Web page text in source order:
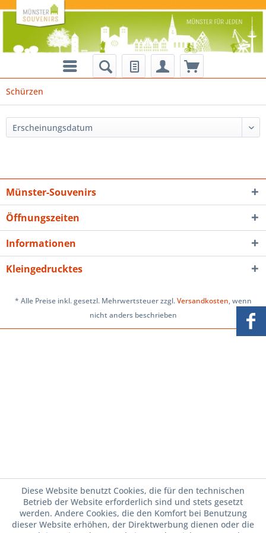
Schürzen
Münster-Souvenirs
Öffnungszeiten
Informationen
Kleingedrucktes
* Alle Preise inkl. gesetzl. Mehrwertsteuer zzgl.Versandkosten, wenn
nicht anders beschrieben
Diese Website benutzt Cookies, die für den technischen
Betrieb der Website erforderlich sind und stets gesetzt
werden. Andere Cookies, die den Komfort bei Benutzung
dieser Website erhöhen, der Direktwerbung dienen oder die